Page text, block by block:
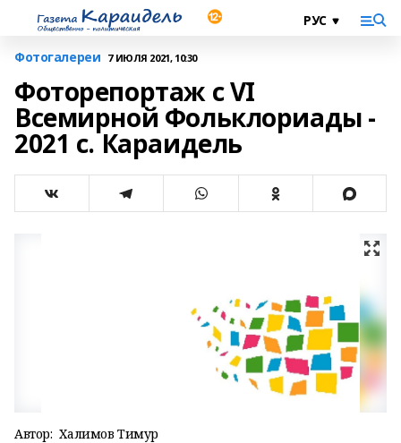
Фотогалереи 7 ИЮЛЯ 2021, 10:30
Фоторепортаж с VI
Всемирной Фольклориады -
2021 с. Караидель
Автор: Халимов Тимур